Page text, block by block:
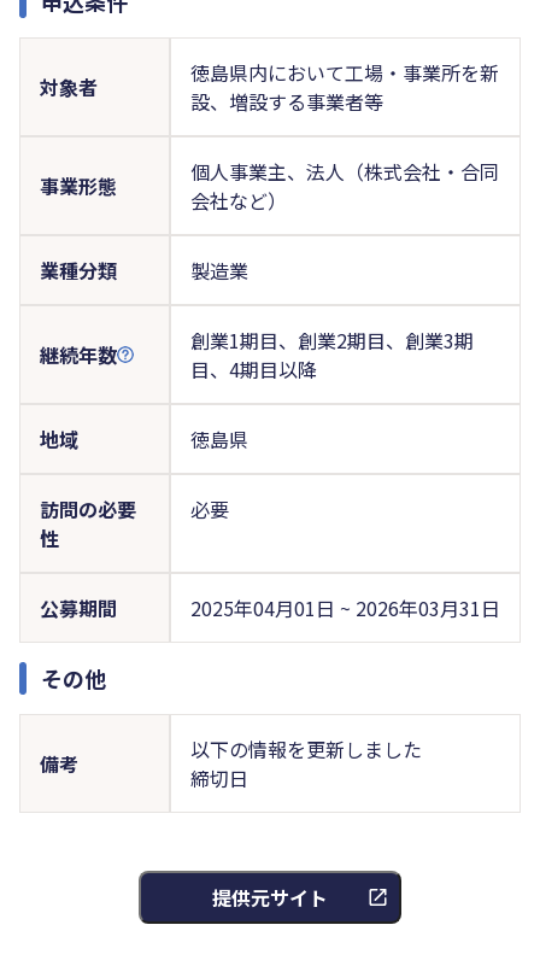
対象者
徳島県内において工場・事業所を新
設、増設する事業者等
事業形態
個人事業主、法人（株式会社・合同
会社など）
業種分類 製造業
継続年数
創業1期目、創業2期目、創業3期
目、4期目以降
地域 徳島県
訪問の必要
性
必要
公募期間 2025年04月01日 ~ 2026年03月31日
その他
備考
以下の情報を更新しました
締切日
提供元サイト